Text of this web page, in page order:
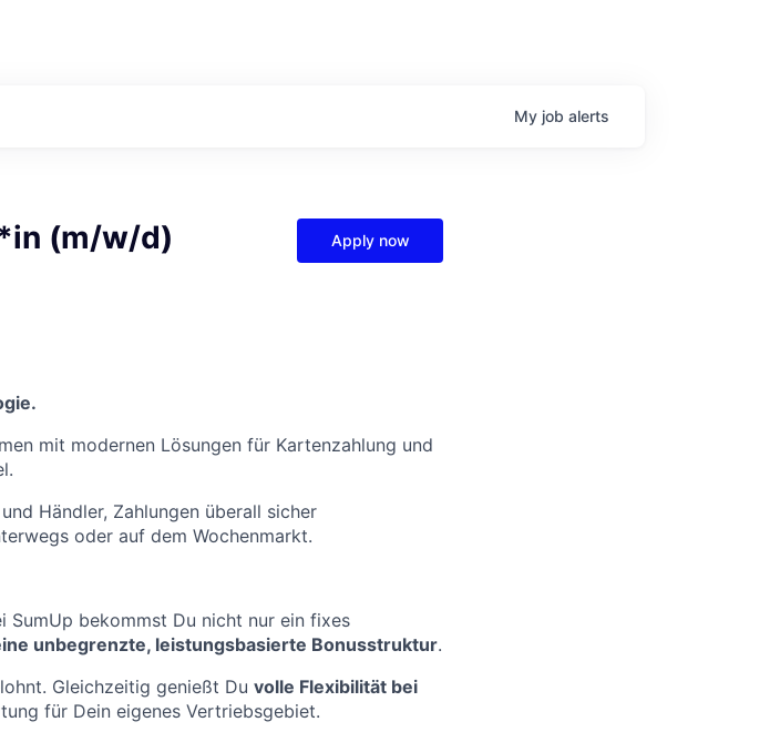
My job alerts
(m/w/d) Apply now
mit modernen Lösungen für Kartenzahlung und
Händler, Zahlungen überall sicher
oder auf dem Wochenmarkt.
SumUp bekommst Du nicht nur ein fixes
unbegrenzte, leistungsbasierte Bonusstruktur.
Gleichzeitig genießt Du volle Flexibilität bei
für Dein eigenes Vertriebsgebiet.